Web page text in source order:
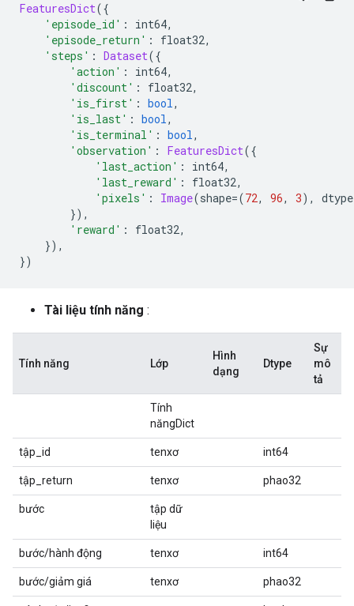
FeaturesDict({
'episode_id' : int64,
'episode_return' : float32,
'steps' : Dataset({
'action' : int64,
'discount' : float32,
'is_first' : bool,
'is_last' : bool,
'is_terminal' : bool,
'observation' : FeaturesDict({
'last_action' : int64,
'last_reward' : float32,
'pixels' : Image(shape=(72, 96, 3), dtype
}),
'reward' : float32,
}),
})
Tài liệu tính năng :
Tính năng Lớp
Hình
dạng
Dtype
Sự
mô
tả
Tính
năngDict
tập_id tenxơ int64
tập_return tenxơ phao32
bước
tập dữ
liệu
bước/hành động tenxơ int64
bước/giảm giá tenxơ phao32